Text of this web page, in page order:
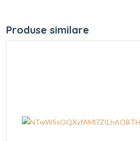
Produse similare